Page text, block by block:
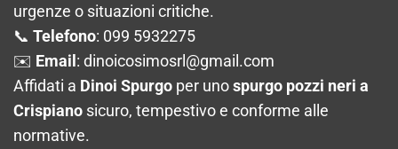
urgenze o situazioni critiche.
📞 Telefono: 099 5932275
✉️ Email : dinoicosimosrl@gmail.com
Affidati a Dinoi Spurgo per unospurgo pozzi neri a
Crispiano sicuro, tempestivo e conforme alle
normative.